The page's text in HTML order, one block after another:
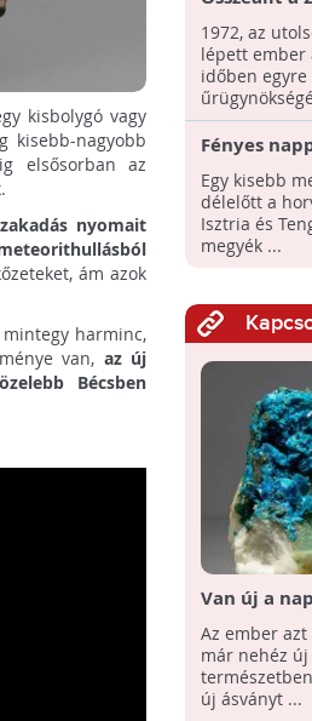
kisbolygó vagy
kisebb-nagyobb
elsősorban az
nyomait
ám azok
harminc,
van, az új
Bécsben
1972, az
lépett ember
időben
Fényes
meteor
Egy kisebb
délelőtt a
Isztria és
megyék ...
Van új a
fedeztek fel
i
Az ember
már nehéz
új ásványt ...